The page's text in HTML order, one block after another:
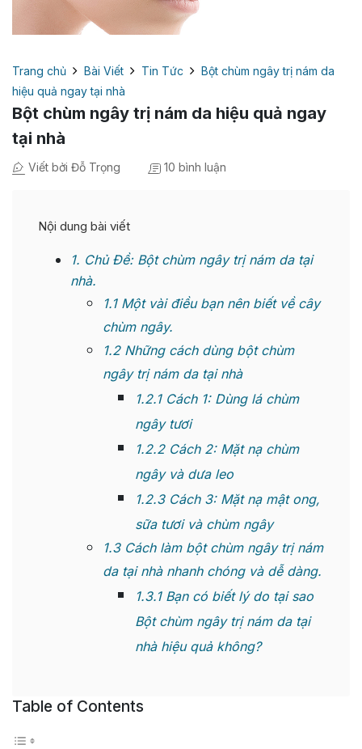
Trang chủ Bài Viết Tin Tức
Bột chùm ngây trị nám da
hiệu quả ngay tại nhà
Bột chùm ngây trị nám da hiệu quả ngay
tại nhà
Viết bởi Đỗ Trọng 10 bình luận
Nội dung bài viết
1 Chủ Đề: Bột chùm ngây trị nám da tại
nhà.
1.1Một vài điều bạn nên biết về cây
chùm ngây.
1.2Những cách dùng bột chùm
ngây trị nám da tại nhà
1.2.1Cách 1: Dùng lá chùm
ngây tươi
1.2.2Cách 2: Mặt nạ chùm
ngây và dưa leo
1.2.3Cách 3: Mặt nạ mật ong,
sữa tươi và chùm ngây
1.3Cách làm bột chùm ngây trị nám
da tại nhà nhanh chóng và dễ dàng.
1.3.1Bạn có biết lý do tại sao
Bột chùm ngây trị nám da tại
nhà hiệu quả không?
Table of Contents